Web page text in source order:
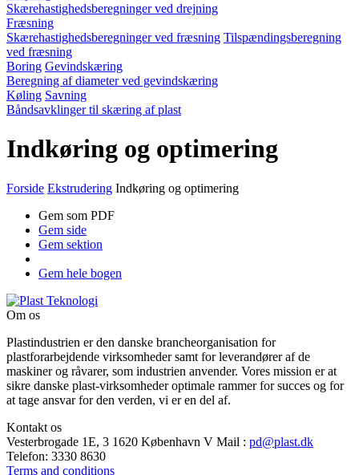
Skærehastighedsberegninger ved drejning
Fræsning
Skærehastighedsberegninger ved fræsning Tilspændingsberegning
ved fræsning
Boring Gevindskæring
Beregning af diameter ved gevindskæring
Køling Savning
Båndsavklinger til skæring af plast
Indkøring og optimering
Forside Ekstrudering Indkøring og optimering
Gem som PDF
Gem side
Gem sektion
Gem hele bogen
Om os
Plastindustrien er den danske brancheorganisation for
plastforarbejdende virksomheder samt for leverandører af de
maskiner og råvarer, som industrien anvender. Vores mission er at
sikre danske plast-virksomheder optimale rammer for succes og for
at tage ansvar for den verden, vi er en del af.
Kontakt os
Vesterbrogade 1E, 3 1620 København V Mail : pd@plast.dk
Telefon: 3330 8630
Terms and conditions